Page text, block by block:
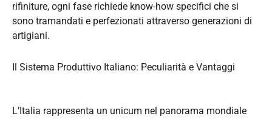
rifiniture, ogni fase richiede know-how specifici che si
sono tramandati e perfezionati attraverso generazioni di
artigiani.
Il Sistema Produttivo Italiano: Peculiarità e Vantaggi
L’Italia rappresenta un unicum nel panorama mondiale